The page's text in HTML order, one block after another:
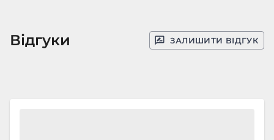
Відгуки ЗАЛИШИТИ ВІДГУК